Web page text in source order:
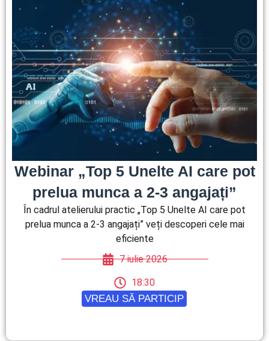
Webinar „Top 5 Unelte AI care pot
prelua munca a 2-3 angajați”
În cadrul atelierului practic „Top 5 Unelte AI care pot
prelua munca a 2-3 angajați” veți descoperi cele mai
eficiente
7 iulie 2026
18:30
VREAU SĂ PARTICIP